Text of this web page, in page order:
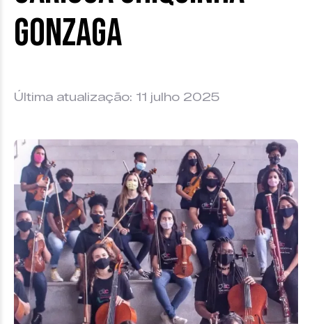
Gonzaga
Última atualização: 11 julho 2025